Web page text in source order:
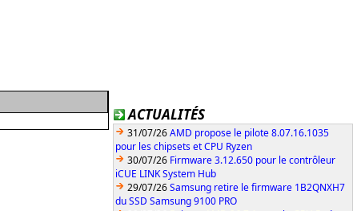
ACTUALITÉS
31/07/26AMD propose le pilote 8.07.16.1035
pour les chipsets et CPU Ryzen
30/07/26 Firmware 3.12.650 pour le contrôleur
iCUE LINK System Hub
29/07/26Samsung retire le firmware 1B2QNXH7
du SSD Samsung 9100 PRO